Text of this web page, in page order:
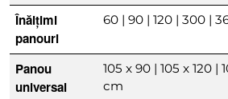
Înălțimi
panouri
60 | 90 | 120 | 300 |
Panou
universal
105 x 90 | 105 x 120 |
cm